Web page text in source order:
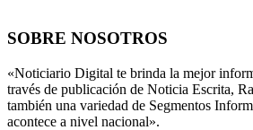
SOBRE NOSOTROS
«Noticiario Digital te brinda la mejor
través de publicación de Noticia Escrita,
también una variedad de Segmentos
acontece a nivel nacional».